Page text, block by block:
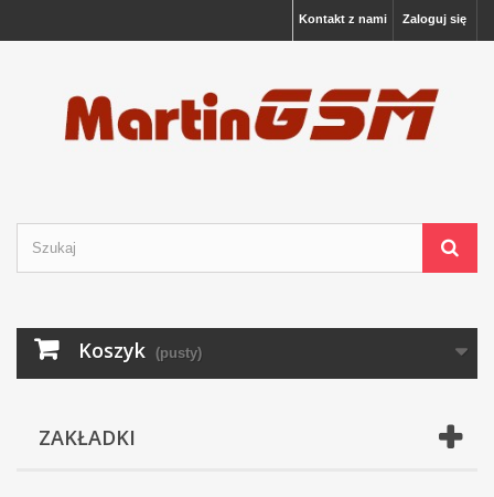
Zaloguj się
Kontakt z nami
Koszyk (pusty)
ZAKŁADKI